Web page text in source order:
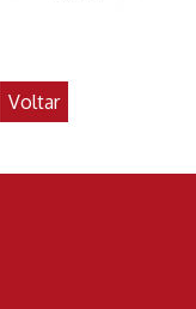
Voltar